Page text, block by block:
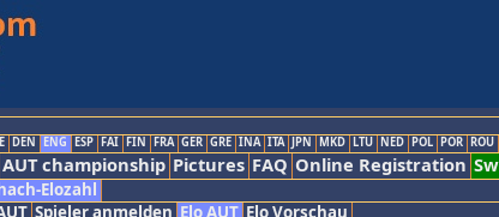
DEN ENG ESP FAI FIN FRA GER GRE INA ITA JPN MKD LTU NED POL POR ROU
AUT championship Pictures FAQ Online Registration
Elozahl
Spieler anmelden Elo AUT Elo Vorschau